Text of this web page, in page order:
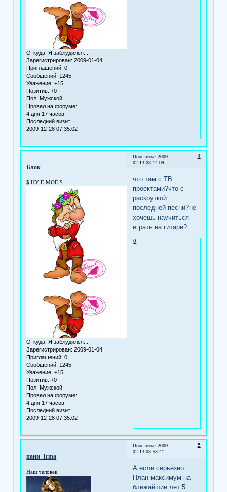
Откуда: Я заблудился...
Зарегистрирован: 2009-01-04
Приглашений: 0
Сообщений: 1245
Уважение: +15
Позитив: +0
Пол: Мужской
Провел на форуме:
4 дня 17 часов
Последний визит:
2009-12-28 07:35:02
Поделиться 4
2009-
02-13 03:14:09
Блок
$ НУ Ё МОЁ $
Откуда: Я заблудился...
Зарегистрирован: 2009-01-04
Приглашений: 0
Сообщений: 1245
Уважение: +15
Позитив: +0
Пол: Мужской
Провел на форуме:
4 дня 17 часов
Последний визит:
2009-12-28 07:35:02
что там с ТВ
проектами?что с
раскруткой
последней песни?не
хочешь научиться
играть на гитаре?
0
Поделиться 5
2009-
02-13 03:53:41
пани_Irma
Наш человек
А если серьёзно.
План-максимум на
ближайшие лет 5